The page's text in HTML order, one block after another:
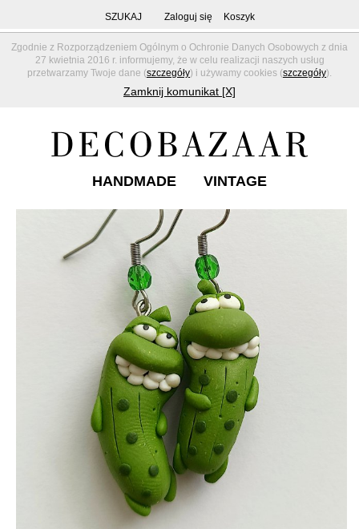
Zgodnie z Rozporządzeniem Ogólnym o Ochronie Danych Osobowych z dnia
27 kwietnia 2016 r. informujemy, że w celu realizacji naszych usług
przetwarzamy Twoje dane (szczegóły) i używamy cookies (szczegóły).
Zamknij komunikat [X]
SZUKAJ Zaloguj się Koszyk
HANDMADE VINTAGE